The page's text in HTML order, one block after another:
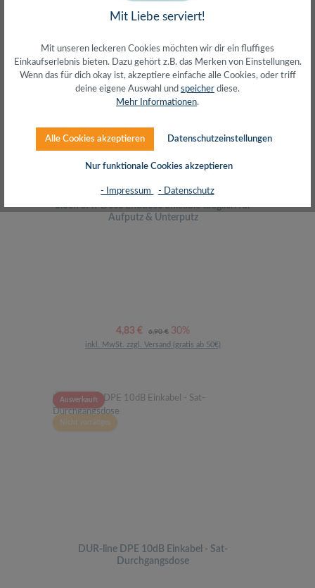
%Rabatt
Nicht vorrätiges
(12)
3loch SAT Dose Enddose unicable tauglich für
Aufputz & Unterputz
Verkaufspreis:
4,83 € Regulärer Preis:
6,90 € 30%
inkl. MwSt. zzgl. Versand (gratis ab 50€)
Ausverkauft
Nicht vorrätiges
DUR-line DPE 10dB Einkabel - Sat-
Durchgangsdose
Mit Liebe serviert!
Mit unseren leckeren Cookies möchten wir dir ein fluffiges
Einkaufserlebnis bieten. Dazu gehört z.B. das Merken von Einstellungen.
Wenn das für dich okay ist, akzeptiere einfache alle Cookies, oder triff
deine eigene Auswahl und speicher diese.
Mehr Informationen.
Alle Cookies akzeptieren Datenschutzeinstellungen
Nur funktionale Cookies akzeptieren
- Impressum - Datenschutz